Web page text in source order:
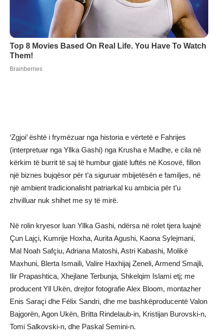
‘Zgjoi’ është i frymëzuar nga historia e vërtetë e Fahrijes
(interpretuar nga Yllka Gashi) nga Krusha e Madhe, e cila në
kërkim të burrit të saj të humbur gjatë luftës në Kosovë, fillon
një biznes bujqësor për t’a siguruar mbijetësën e familjes, në
një ambient tradicionalisht patriarkal ku ambicia për t’u
zhvilluar nuk shihet me sy të mirë.
Në rolin kryesor luan Yllka Gashi, ndërsa në rolet tjera luajnë
Çun Lajçi, Kumrije Hoxha, Aurita Agushi, Kaona Sylejmani,
Mal Noah Safçiu, Adriana Matoshi, Astri Kabashi, Molikë
Maxhuni, Blerta Ismaili, Valire Haxhijaj Zeneli, Armend Smajli,
Ilir Prapashtica, Xhejlane Terbunja, Shkelqim Islami etj; me
producent Yll Ukën, drejtor fotografie Alex Bloom, montazher
Enis Saraçi dhe Félix Sandri, dhe me bashkëproducentë Valon
Bajgorën, Agon Ukën, Britta Rindelaub-in, Kristijan Burovski-n,
Tomi Salkovski-n, dhe Paskal Semini-n.